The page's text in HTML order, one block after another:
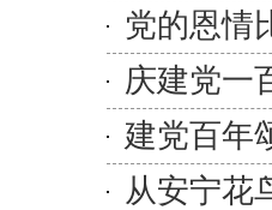
党的恩情
庆建党一
建党百年
从安宁花